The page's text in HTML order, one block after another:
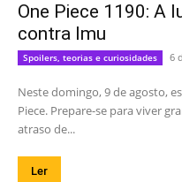
One Piece 1190: A
contra Imu
Spoilers, teorias e curiosidades 6
Neste domingo, 9 de agosto,
Piece. Prepare-se para viver
atraso de...
Ler